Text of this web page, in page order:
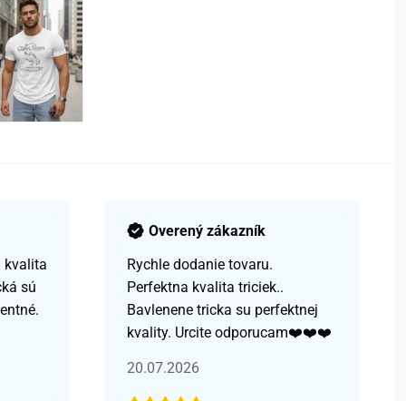
kvalita
sú
Overený zákazník
Rychle dodanie tovaru.
Perfektna kvalita triciek..
Bavlenene tricka su perfektnej
kvality. Urcite odporucam❤️❤️❤️
20.07.2026